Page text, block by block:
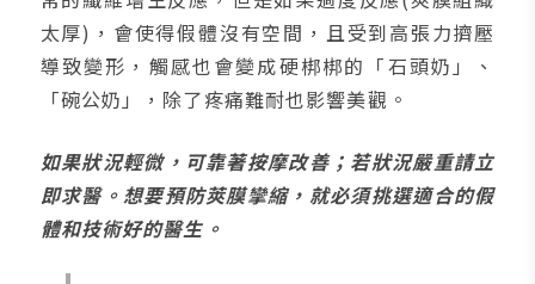
太厚)，會使得假體沒有空間，且受到高張力擠壓
導致變形，觸感也會變成硬梆梆的「石頭奶」、
「碗公奶」，除了疼痛難耐也影響美觀。
如果狀況輕微，可靠著按摩改善；若狀況嚴重請立
即求醫。想要預防莢膜攣縮，就必須挑選適合的假
體和技術好的醫生。